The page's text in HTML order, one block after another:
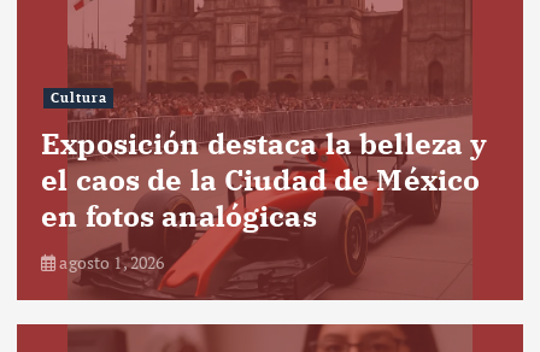
Cultura
Exposición destaca la belleza y
el caos de la Ciudad de México
en fotos analógicas
agosto 1, 2026